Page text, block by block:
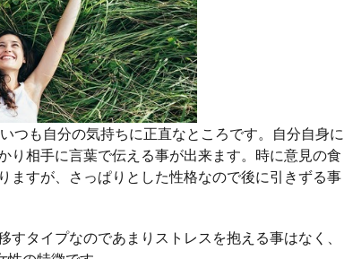
つも自分の気持ちに正直なところです。自分自身に
り相手に言葉で伝える事が出来ます。時に意見の食
ますが、さっぱりとした性格なので後に引きずる事
タイプなのであまりストレスを抱える事はなく、